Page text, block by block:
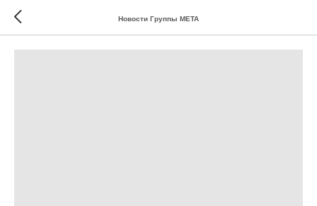
Новости Группы МЕТА